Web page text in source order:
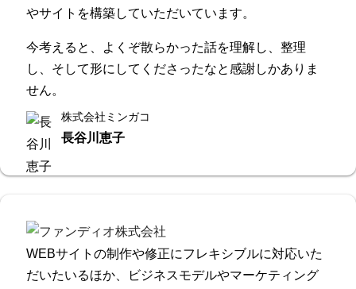
やサイトを構築していただいています。
今考えると、よくぞ散らかった話を理解し、整理
し、そして形にしてくださったなと感謝しかありま
せん。
株式会社ミンガコ
長谷川恵子
WEBサイトの制作や修正にフレキシブルに対応いた
だいたいるほか、ビジネスモデルやマーケティング